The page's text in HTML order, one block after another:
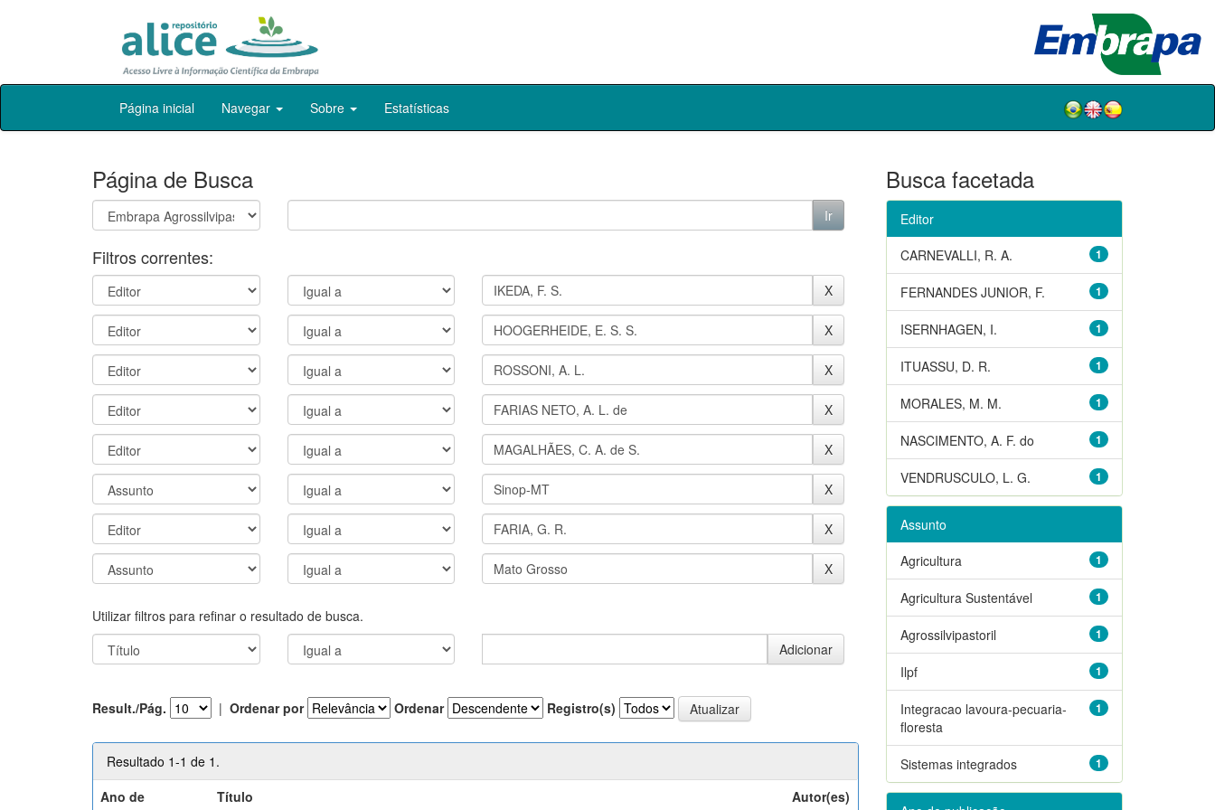
Skip
Página inicial Navegar Sobre Estatísticas
Página de Busca
Filtros correntes:
Utilizar filtros para refinar o resultado de busca.
Result./Pág. | Ordenar por Ordenar Registro(s)
Resultado 1-1 de 1.
Ano de
Título Autor(es)
Busca facetada
Editor
1
CARNEVALLI, R. A.
1
FERNANDES JUNIOR, F.
1
ISERNHAGEN, I.
1
ITUASSU, D. R.
1
MORALES, M. M.
1
NASCIMENTO, A. F. do
1
VENDRUSCULO, L. G.
Assunto
1
Agricultura
1
Agricultura Sustentável
1
Agrossilvipastoril
1
Ilpf
1
Integracao lavoura-pecuaria-
floresta
1
Sistemas integrados